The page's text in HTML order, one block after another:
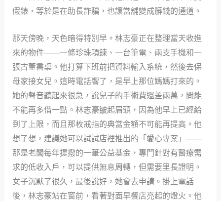
假錶，等於是在助長詐騙，也讓當舖變成髒錢的通道。
那天傍晚，天色暗得特別早。林志豪正在整理當天收進
來的物件——一條珍珠項鍊、一台筆電、兩支手機和一
張古董書桌。他打算下班前把資料輸入系統，然後去保
母家接女兒。這時電話響了，是早上那位媽媽打來的。
她的聲音聽起來很急，說兒子的手術費還差兩萬，問能
不能再多借一點。林志豪皺起眉頭，因為他早上已經給
到了上限，而且那枚戒指的典當金額不可能再提高。他
想了想，建議她可以試試店裡推出的「愛心專案」——
那是老闆每年提撥的一筆公益基金，專門針對有醫療需
求的低收入戶，可以提供無息周轉，但需要里長證明。
女子沉默了很久，最後說好，她會去申請。掛上電話
後，林志豪站在窗前，看著對面早餐店亮起的燈火。他